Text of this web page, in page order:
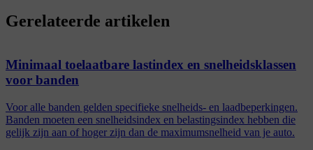
Gerelateerde artikelen
Minimaal toelaatbare lastindex en snelheidsklassen
voor banden
Voor alle banden gelden specifieke snelheids- en laadbeperkingen.
Banden moeten een snelheidsindex en belastingsindex hebben die
gelijk zijn aan of hoger zijn dan de maximumsnelheid van je auto.